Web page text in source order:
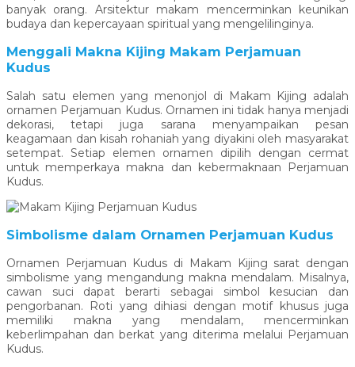
banyak orang. Arsitektur makam mencerminkan keunikan
budaya dan kepercayaan spiritual yang mengelilinginya.
Menggali Makna Kijing Makam Perjamuan
Kudus
Salah satu elemen yang menonjol di Makam Kijing adalah
ornamen Perjamuan Kudus. Ornamen ini tidak hanya menjadi
dekorasi, tetapi juga sarana menyampaikan pesan
keagamaan dan kisah rohaniah yang diyakini oleh masyarakat
setempat. Setiap elemen ornamen dipilih dengan cermat
untuk memperkaya makna dan kebermaknaan Perjamuan
Kudus.
Simbolisme dalam Ornamen Perjamuan Kudus
Ornamen Perjamuan Kudus di Makam Kijing sarat dengan
simbolisme yang mengandung makna mendalam. Misalnya,
cawan suci dapat berarti sebagai simbol kesucian dan
pengorbanan. Roti yang dihiasi dengan motif khusus juga
memiliki makna yang mendalam, mencerminkan
keberlimpahan dan berkat yang diterima melalui Perjamuan
Kudus.